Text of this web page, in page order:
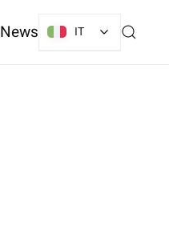
News IT